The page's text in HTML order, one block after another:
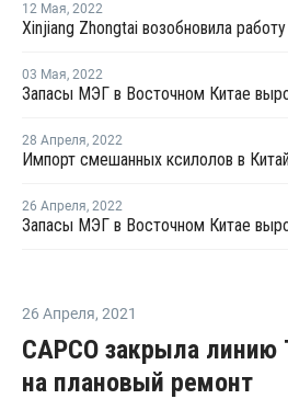
12 Мая, 2022
03 Мая, 2022
28 Апреля, 2022
26 Апреля, 2022
26 Апреля, 2021
CAPCO закрыла
на плановый ремонт